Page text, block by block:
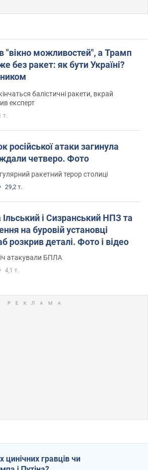
"вікно можливостей", а Трамп
без ракет: як бути Україні?
балістичні ракети, вкрай
експерт
т.
російської атаки загинула
четверо. Фото
ракетний терор столиці
29,2 т.
Ільський і Сизранський НПЗ та
на буровій установці
розкрив деталі. Фото і відео
атакували БПЛА
4,1 т.
цинічних гравців чи